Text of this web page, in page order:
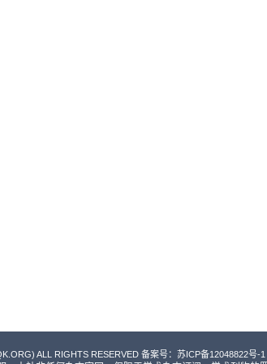
ALL RIGHTS RESERVED 备案号： 苏ICP备12048822号-1